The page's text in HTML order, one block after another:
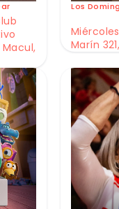
Los
Marín